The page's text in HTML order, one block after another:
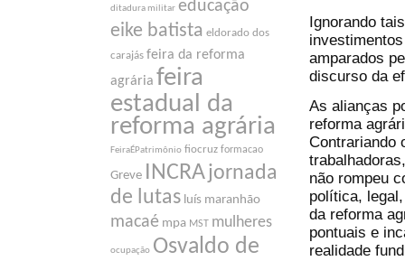
ditadura militar educação
eike batista eldorado dos
carajás feira da reforma
agrária feira
estadual da
reforma agrária
FeiraÉPatrimônio fiocruz formacao
Greve INCRA jornada
de lutas luís maranhão
macaé mpa MST mulheres
ocupação Osvaldo de
Ignorando
amparados
discurso da
As alianças
reforma
Contrariando
não rompeu
política,
da reforma
pontuais e
realidade